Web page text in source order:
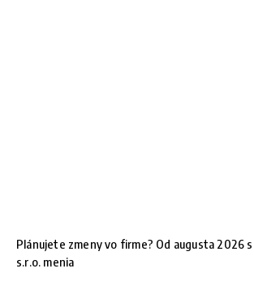
Plánujete zmeny vo firme? Od augusta 2026
s.r.o. menia